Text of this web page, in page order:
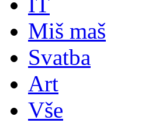
Miš maš
Svatba
Art
Vše